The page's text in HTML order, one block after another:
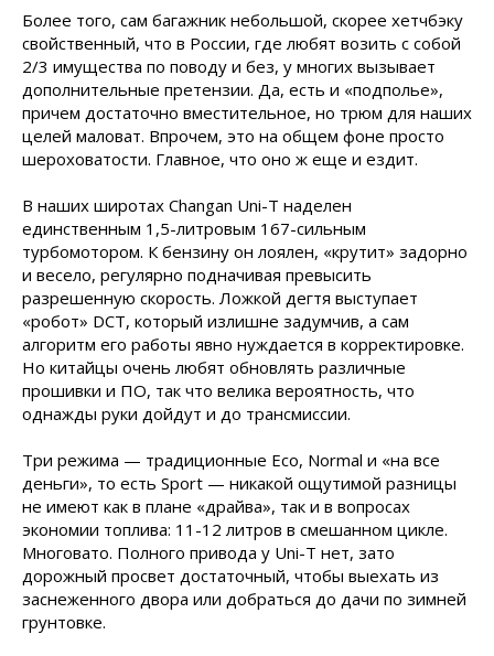
Более того, сам багажник небольшой, скорее хетчбэку
свойственный, что в России, где любят возить с собой
2/3 имущества по поводу и без, у многих вызывает
дополнительные претензии. Да, есть и «подполье»,
причем достаточно вместительное, но трюм для наших
целей маловат. Впрочем, это на общем фоне просто
шероховатости. Главное, что оно ж еще и ездит.
В наших широтах Changan Uni-T наделен
единственным 1,5-литровым 167-сильным
турбомотором. К бензину он лоялен, «крутит» задорно
и весело, регулярно подначивая превысить
разрешенную скорость. Ложкой дегтя выступает
«робот» DCT, который излишне задумчив, а сам
алгоритм его работы явно нуждается в корректировке.
Но китайцы очень любят обновлять различные
прошивки и ПО, так что велика вероятность, что
однажды руки дойдут и до трансмиссии.
Три режима — традиционные Eco, Normal и «на все
деньги», то есть Sport — никакой ощутимой разницы
не имеют как в плане «драйва», так и в вопросах
экономии топлива: 11-12 литров в смешанном цикле.
Многовато. Полного привода у Uni-T нет, зато
дорожный просвет достаточный, чтобы выехать из
заснеженного двора или добраться до дачи по зимней
грунтовке.